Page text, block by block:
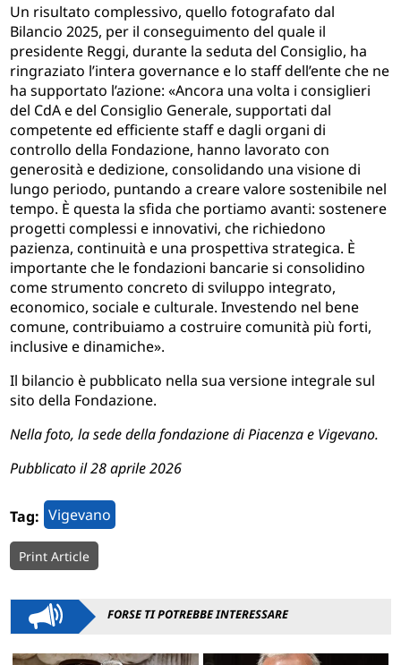
Un risultato complessivo, quello fotografato dal
Bilancio 2025, per il conseguimento del quale il
presidente Reggi, durante la seduta del Consiglio, ha
ringraziato l’intera governance e lo staff dell’ente che ne
ha supportato l’azione: «Ancora una volta i consiglieri
del CdA e del Consiglio Generale, supportati dal
competente ed efficiente staff e dagli organi di
controllo della Fondazione, hanno lavorato con
generosità e dedizione, consolidando una visione di
lungo periodo, puntando a creare valore sostenibile nel
tempo. È questa la sfida che portiamo avanti: sostenere
progetti complessi e innovativi, che richiedono
pazienza, continuità e una prospettiva strategica. È
importante che le fondazioni bancarie si consolidino
come strumento concreto di sviluppo integrato,
economico, sociale e culturale. Investendo nel bene
comune, contribuiamo a costruire comunità più forti,
inclusive e dinamiche».
Il bilancio è pubblicato nella sua versione integrale sul
sito della Fondazione.
Nella foto, la sede della fondazione di Piacenza e Vigevano.
Pubblicato il 28 aprile 2026
Tag: Vigevano
Print Article
FORSE TI POTREBBE INTERESSARE